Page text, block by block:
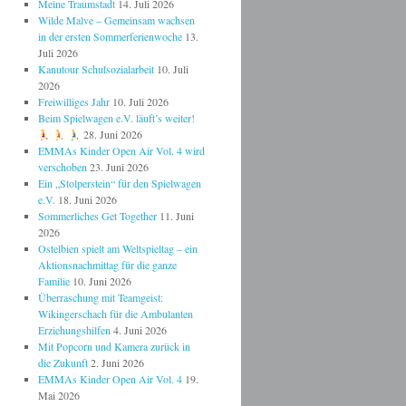
Meine Traumstadt 14. Juli 2026
Wilde Malve – Gemeinsam wachsen
in der ersten Sommerferienwoche 13.
Juli 2026
Kanutour Schulsozialarbeit 10. Juli
2026
Freiwilliges Jahr 10. Juli 2026
Beim Spielwagen e.V. läuft’s weiter!
28. Juni 2026
EMMAs Kinder Open Air Vol. 4 wird
verschoben 23. Juni 2026
Ein „Stolperstein“ für den Spielwagen
e.V. 18. Juni 2026
Sommerliches Get Together 11. Juni
2026
Ostelbien spielt am Weltspieltag – ein
Aktionsnachmittag für die ganze
Familie 10. Juni 2026
Überraschung mit Teamgeist:
Wikingerschach für die Ambulanten
Erziehungshilfen 4. Juni 2026
Mit Popcorn und Kamera zurück in
die Zukunft 2. Juni 2026
EMMAs Kinder Open Air Vol. 4 19.
Mai 2026